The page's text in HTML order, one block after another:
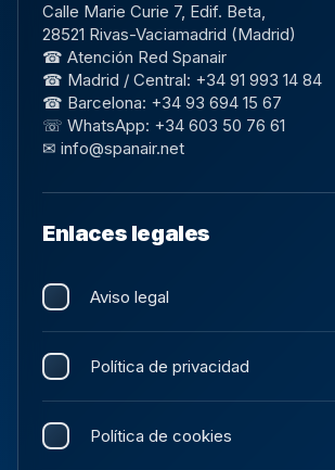
Calle Marie Curie 7, Edif. Beta,
28521 Rivas-Vaciamadrid (Madrid)
☎ Atención Red Spanair
☎ Madrid / Central: +34 91 993 14 84
☎ Barcelona: +34 93 694 15 67
☏ WhatsApp: +34 603 50 76 61
✉ info@spanair.net
Enlaces legales
Aviso legal
Política de privacidad
Política de cookies